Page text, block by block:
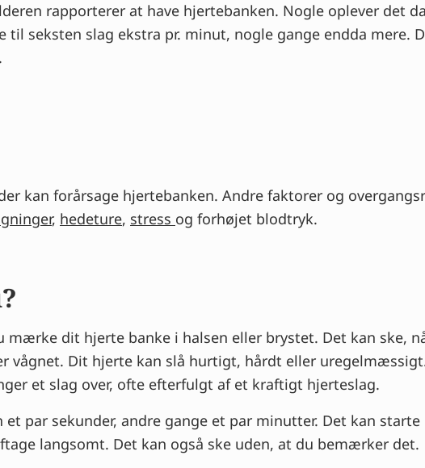
rapporterer at have hjertebanken. Nogle oplever det
seksten slag ekstra pr. minut, nogle gange endda mere.
kan forårsage hjertebanken. Andre faktorer og
, hedeture, stress og forhøjet blodtryk.
mærke dit hjerte banke i halsen eller brystet. Det kan ske,
vågnet. Dit hjerte kan slå hurtigt, hårdt eller
et slag over, ofte efterfulgt af et kraftigt hjerteslag.
par sekunder, andre gange et par minutter. Det kan
langsomt. Det kan også ske uden, at du bemærker det.